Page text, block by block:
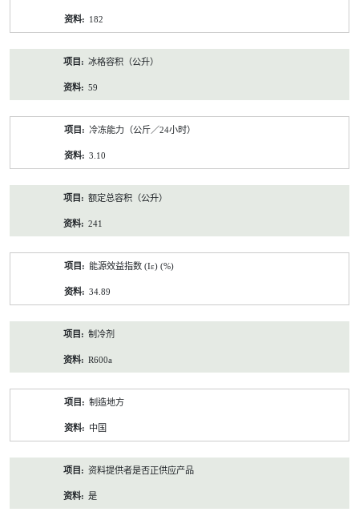
182
冰格容积（公升）
59
冷冻能力（公斤／24小时）
3.10
额定总容积（公升）
241
能源效益指数 (Iε) (%)
34.89
制冷剂
R600a
制造地方
中国
资料提供者是否正供应产品
是